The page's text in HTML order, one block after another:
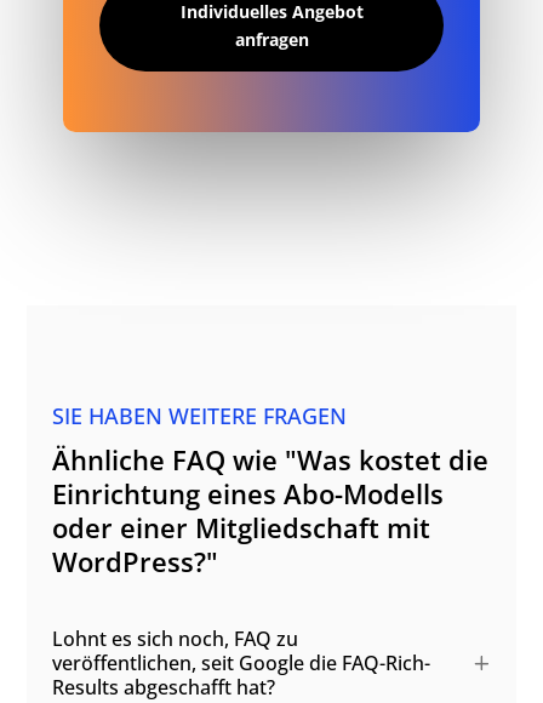
Individuelles Angebot
anfragen
SIE HABEN WEITERE FRAGEN
Ähnliche FAQ wie "Was kostet die
Einrichtung eines Abo-Modells
oder einer Mitgliedschaft mit
WordPress?"
Lohnt es sich noch, FAQ zu
veröffentlichen, seit Google die FAQ-Rich-
Results abgeschafft hat?